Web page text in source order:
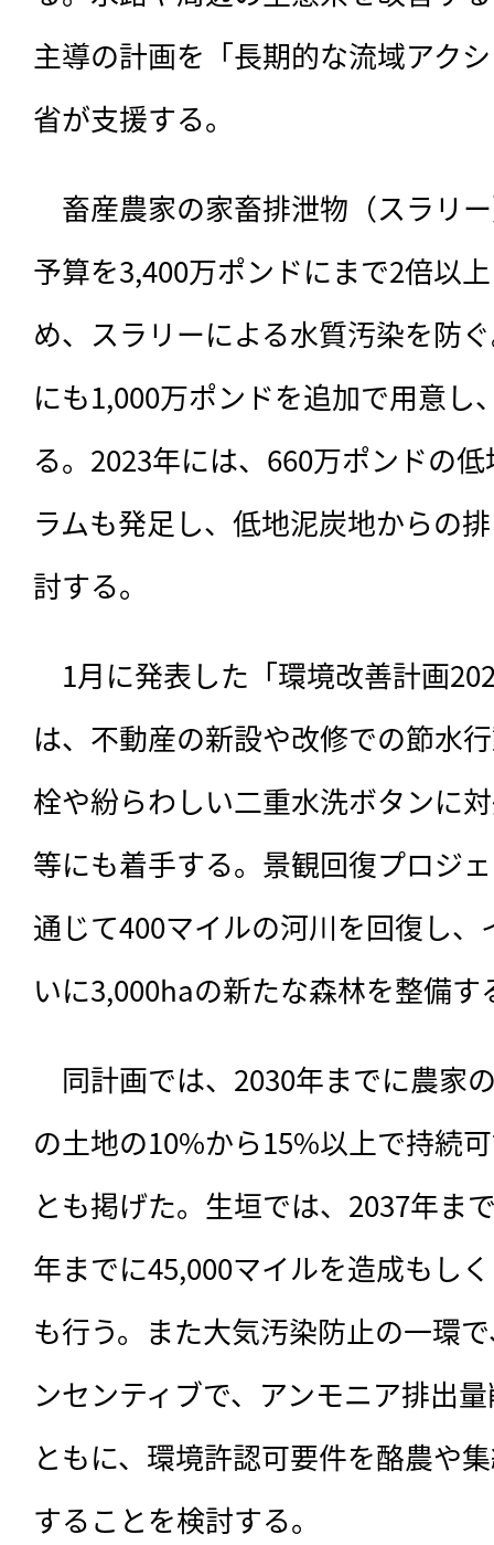
主導の計画を「長期的な流域アク
省が支援する。
畜産農家の家畜排泄物（スラリ
予算を3,400万ポンドにまで2倍以
め、スラリーによる水質汚染を防
にも1,000万ポンドを追加で用意し
る。2023年には、660万ポンドの
ラムも発足し、低地泥炭地からの
討する。
1月に発表した「環境改善計画
は、不動産の新設や改修での節水
栓や紛らわしい二重水洗ボタンに
等にも着手する。景観回復プロジ
通じて400マイルの河川を回復し
いに3,000haの新たな森林を整備
同計画では、2030年までに農家
の土地の10%から15%以上で持続
とも掲げた。生垣では、2037年ま
年までに45,000マイルを造成もし
も行う。また大気汚染防止の一環
ンセンティブで、アンモニア排出
ともに、環境許認可要件を酪農や
することを検討する。